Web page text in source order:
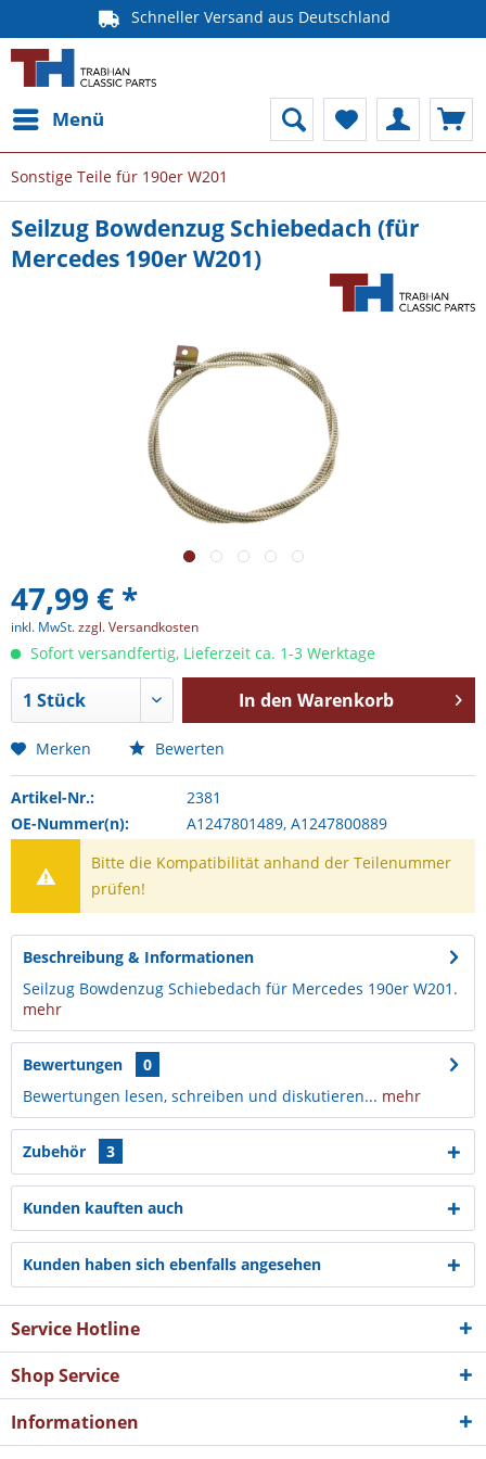
Schneller Versand aus Deutschland
Menü
Sonstige Teile für 190er W201
Seilzug Bowdenzug Schiebedach (für
Mercedes 190er W201)
47,99 € *
inkl. MwSt.zzgl. Versandkosten
Sofort versandfertig, Lieferzeit ca. 1-3 Werktage
In den Warenkorb
Merken Bewerten
Artikel-Nr.:
2381
OE-Nummer(n):
A1247801489, A1247800889
Bitte die Kompatibilität anhand der Teilenummer
prüfen!
Beschreibung & Informationen
Seilzug Bowdenzug Schiebedach für Mercedes 190er W201.
mehr
Bewertungen
0
Bewertungen lesen, schreiben und diskutieren... mehr
Zubehör 3
Kunden kauften auch
Kunden haben sich ebenfalls angesehen
Service Hotline
Shop Service
Informationen